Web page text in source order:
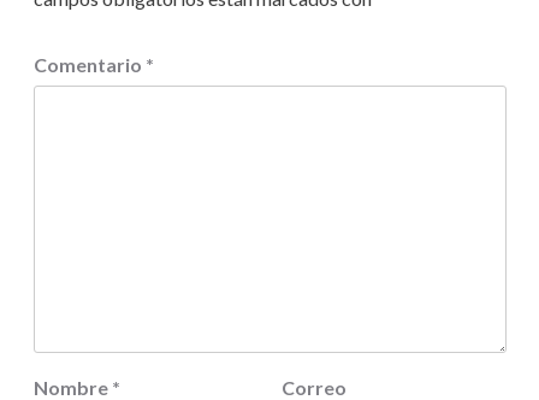
Comentario *
Nombre *
Correo